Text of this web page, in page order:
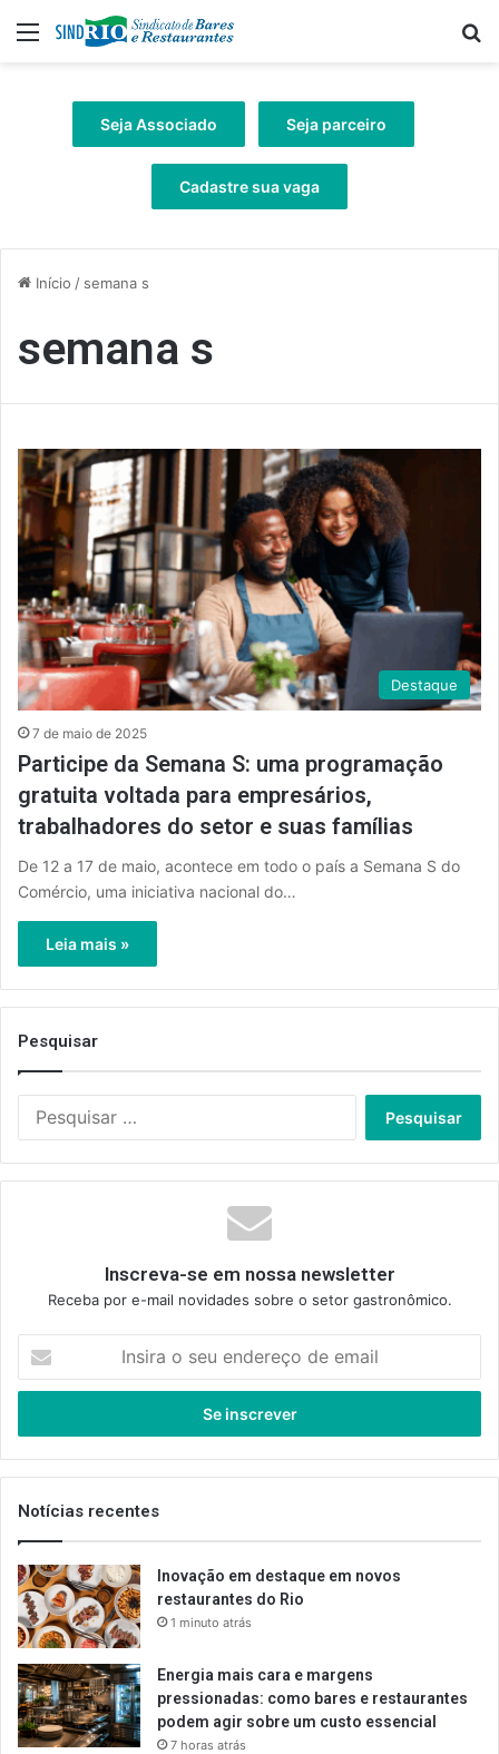
Menu
Seja Associado Seja parceiro
Cadastre sua vaga
Início / semana s
semana s
Destaque
7 de maio de 2025
Participe da Semana S: uma programação
gratuita voltada para empresários,
trabalhadores do setor e suas famílias
De 12 a 17 de maio, acontece em todo o país a Semana S do
Comércio, uma iniciativa nacional do…
Leia mais »
Pesquisar
Inscreva-se em nossa newsletter
Receba por e-mail novidades sobre o setor gastronômico.
seu
de
email
Notícias recentes
Inovação em destaque em novos
restaurantes do Rio
1 minuto atrás
Energia mais cara e margens
pressionadas: como bares e restaurantes
podem agir sobre um custo essencial
7 horas atrás